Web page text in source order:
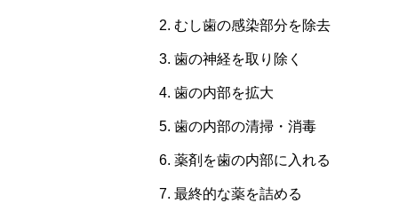
むし歯の感染部分を除去
歯の神経を取り除く
歯の内部を拡大
歯の内部の清掃・消毒
薬剤を歯の内部に入れる
最終的な薬を詰める